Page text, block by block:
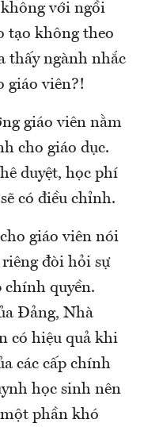
với ngồi
tạo không theo
thấy ngành nhắc
giáo viên?!
giáo viên nằm
cho giáo dục.
duyệt, học phí
có điều chỉnh.
giáo viên nói
đòi hỏi sự
chính quyền.
Đảng, Nhà
có hiệu quả khi
các cấp chính
học sinh nên
phần khó